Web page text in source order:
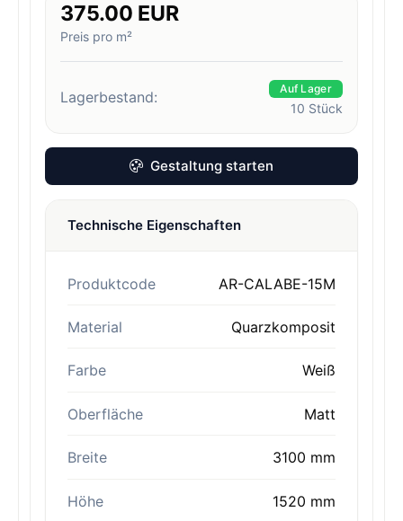
375.00 EUR
Preis pro m²
Lagerbestand: Auf Lager
10 Stück
Gestaltung starten
Technische Eigenschaften
Produktcode AR-CALABE-15M
Material Quarzkomposit
Farbe Weiß
Oberfläche Matt
Breite 3100 mm
Höhe 1520 mm